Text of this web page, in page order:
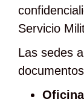
Servicio
Las sedes